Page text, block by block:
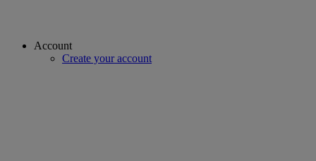
Account
Create your account